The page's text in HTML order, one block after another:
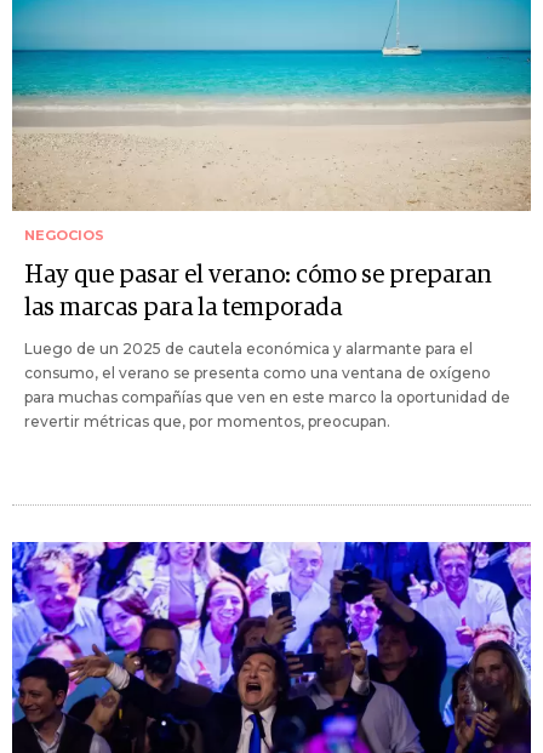
NEGOCIOS
Hay que pasar el verano: cómo se preparan
las marcas para la temporada
Luego de un 2025 de cautela económica y alarmante para el
consumo, el verano se presenta como una ventana de oxígeno
para muchas compañías que ven en este marco la oportunidad de
revertir métricas que, por momentos, preocupan.